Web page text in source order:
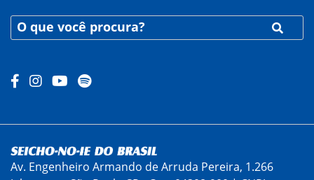
Av. Engenheiro Armando de Arruda Pereira, 1.266